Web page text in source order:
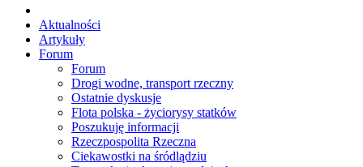
Aktualności
Artykuły
Forum
Forum
Drogi wodne, transport rzeczny
Ostatnie dyskusje
Flota polska - życiorysy statków
Poszukuję informacji
Rzeczpospolita Rzeczna
Ciekawostki na śródlądziu